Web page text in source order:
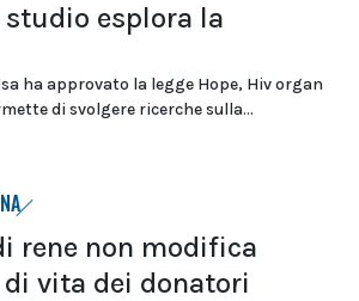
esplora la
ha approvato la legge Hope, Hiv organ
di svolgere ricerche sulla...
rene non modifica
vita dei donatori